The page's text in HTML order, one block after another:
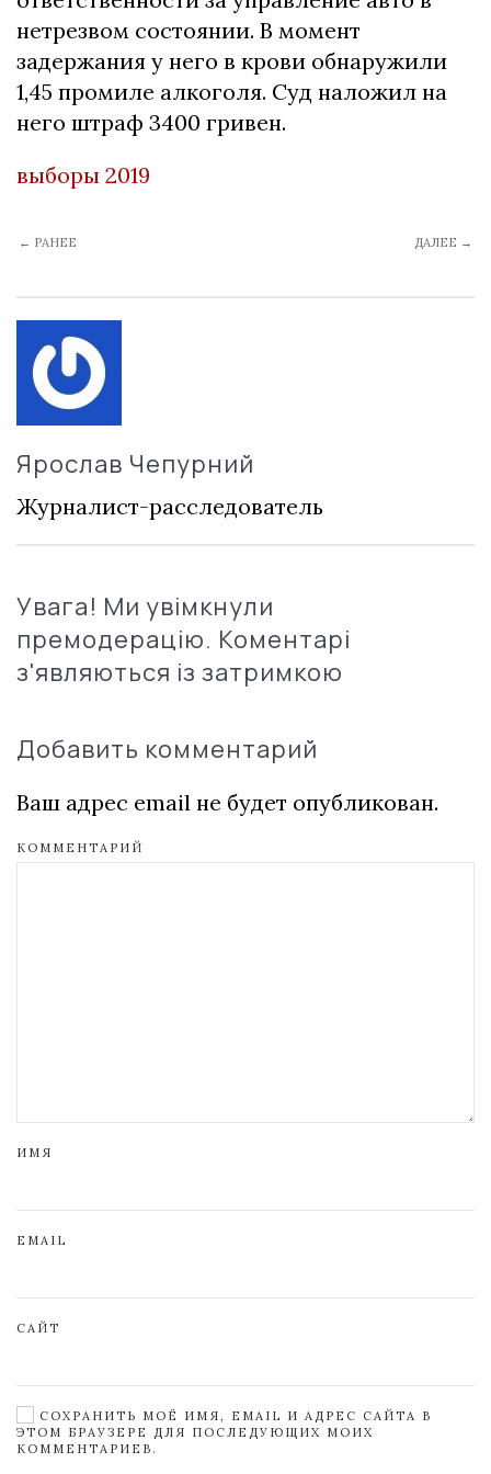
нетрезвом состоянии. В момент
задержания у него в крови обнаружили
1,45 промиле алкоголя. Суд наложил на
него штраф 3400 гривен.
выборы 2019
← РАНЕЕ ДАЛЕЕ →
Ярослав Чепурний
Журналист-расследователь
Увага! Ми увімкнули
премодерацію. Коментарі
з'являються із затримкою
Добавить комментарий
Ваш адрес email не будет опубликован.
КОММЕНТАРИЙ
ИМЯ
EMAIL
САЙТ
СОХРАНИТЬ МОЁ ИМЯ, EMAIL И АДРЕС САЙТА В
ЭТОМ БРАУЗЕРЕ ДЛЯ ПОСЛЕДУЮЩИХ МОИХ
КОММЕНТАРИЕВ.